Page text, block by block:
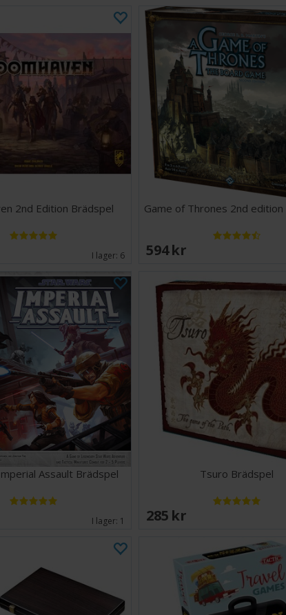
2nd Edition Brädspel
I lager: 6
Game of Thrones 2nd
594 SEK
Assault Brädspel
I lager: 1
Tsuro Brädspel
285 SEK